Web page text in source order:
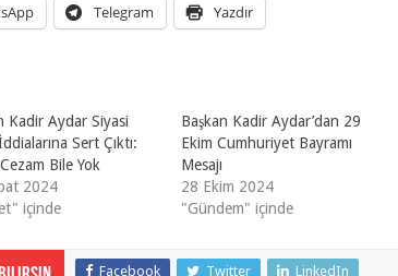
Telegram Yazdır
Kadir Aydar Siyasi
Sert Çıktı:
Bile Yok
2024
içinde
Başkan Kadir Aydar’dan 29
Ekim Cumhuriyet Bayramı
Mesajı
28 Ekim 2024
"Gündem" içinde
Facebook Twitter LinkedIn